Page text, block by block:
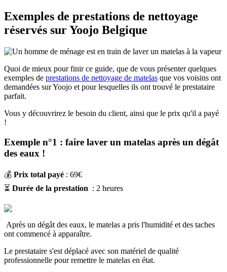
Exemples de prestations de nettoyage
réservés sur Yoojo Belgique
Quoi de mieux pour finir ce guide, que de vous présenter quelques
exemples de prestations de nettoyage de matelas que vos voisins ont
demandées sur Yoojo et pour lesquelles ils ont trouvé le prestataire
parfait.
Vous y découvrirez le besoin du client, ainsi que le prix qu'il a payé
!
Exemple n°1 : faire laver un matelas après un dégât
des eaux !
💰 Prix total payé : 69€
⏳ Durée de la prestation : 2 heures
Après un dégât des eaux, le matelas a pris l'humidité et des taches
ont commencé à apparaître.
Le prestataire s'est déplacé avec son matériel de qualité
professionnelle pour remettre le matelas en état.